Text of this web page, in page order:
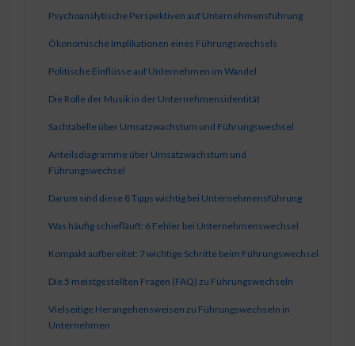
Psychoanalytische Perspektiven auf Unternehmensführung
Ökonomische Implikationen eines Führungswechsels
Politische Einflüsse auf Unternehmen im Wandel
Die Rolle der Musik in der Unternehmensidentität
Sachtabelle über Umsatzwachstum und Führungswechsel
Anteilsdiagramme über Umsatzwachstum und
Führungswechsel
Darum sind diese 8 Tipps wichtig bei Unternehmensführung
Was häufig schiefläuft: 6 Fehler bei Unternehmenswechsel
Kompakt aufbereitet: 7 wichtige Schritte beim Führungswechsel
Die 5 meistgestellten Fragen (FAQ) zu Führungswechseln
Vielseitige Herangehensweisen zu Führungswechseln in
Unternehmen